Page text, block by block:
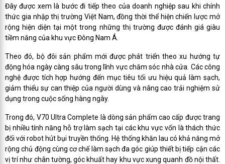
Đây được xem là bước đi tiếp theo của doanh nghiệp sau khi chính
thức gia nhập thị trường Việt Nam, đồng thời thể hiện chiến lược mở
rộng hiện diện tại một trong những thị trường được đánh giá giàu
tiềm năng của khu vực Đông Nam Á.
Theo đó, bộ đôi sản phẩm mới được phát triển theo xu hướng tự
động hóa ngày càng sâu trong lĩnh vực chăm sóc nhà cửa. Các công
nghệ được tích hợp hướng đến mục tiêu tối ưu hiệu quả làm sạch,
giảm thiểu sự can thiệp của người dùng và nâng cao trải nghiệm sử
dụng trong cuộc sống hàng ngày.
Trong đó, V70 Ultra Complete là dòng sản phẩm cao cấp được trang
bị nhiều tính năng hỗ trợ làm sạch tại các khu vực vốn là thách thức
đối với robot hút bụi truyền thống. Hệ thống khăn lau có khả năng mở
rộng chủ động cùng cơ chế làm sạch đa góc giúp thiết bị tiếp cận các
vị trí như chân tường, góc khuất hay khu vực xung quanh đồ nội thất.